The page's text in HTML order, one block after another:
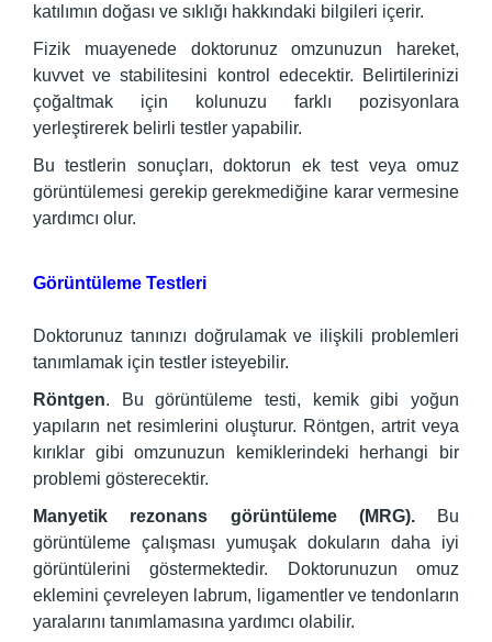
katılımın doğası ve sıklığı hakkındaki bilgileri içerir.
Fizik muayenede doktorunuz omzunuzun hareket,
kuvvet ve stabilitesini kontrol edecektir. Belirtilerinizi
çoğaltmak için kolunuzu farklı pozisyonlara
yerleştirerek belirli testler yapabilir.
Bu testlerin sonuçları, doktorun ek test veya omuz
görüntülemesi gerekip gerekmediğine karar vermesine
yardımcı olur.
Görüntüleme Testleri
Doktorunuz tanınızı doğrulamak ve ilişkili problemleri
tanımlamak için testler isteyebilir.
Röntgen. Bu görüntüleme testi, kemik gibi yoğun
yapıların net resimlerini oluşturur. Röntgen, artrit veya
kırıklar gibi omzunuzun kemiklerindeki herhangi bir
problemi gösterecektir.
Manyetik rezonans görüntüleme (MRG).Bu
görüntüleme çalışması yumuşak dokuların daha iyi
görüntülerini göstermektedir. Doktorunuzun omuz
eklemini çevreleyen labrum, ligamentler ve tendonların
yaralarını tanımlamasına yardımcı olabilir.